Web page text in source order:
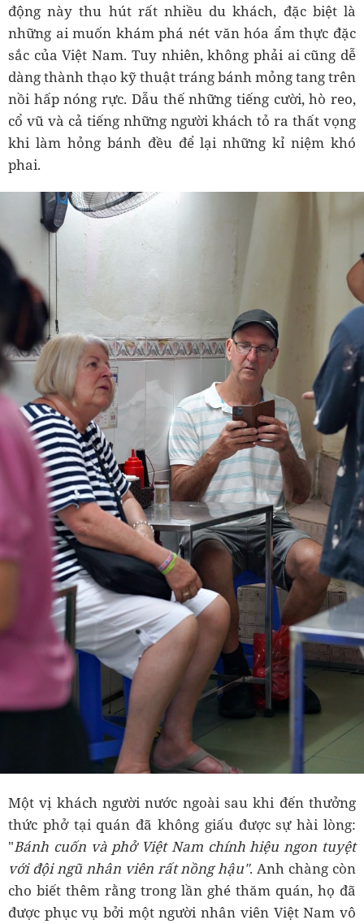
động này thu hút rất nhiều du khách, đặc biệt là
những ai muốn khám phá nét văn hóa ẩm thực đặc
sắc của Việt Nam. Tuy nhiên, không phải ai cũng dễ
dàng thành thạo kỹ thuật tráng bánh mỏng tang trên
nồi hấp nóng rực. Dẫu thế những tiếng cười, hò reo,
cổ vũ và cả tiếng những người khách tỏ ra thất vọng
khi làm hỏng bánh đều để lại những kỉ niệm khó
phai.
Một vị khách người nước ngoài sau khi đến thưởng
thức phở tại quán đã không giấu được sự hài lòng:
"Bánh cuốn và phở Việt Nam chính hiệu ngon tuyệt
với đội ngũ nhân viên rất nồng hậu". Anh chàng còn
cho biết thêm rằng trong lần ghé thăm quán, họ đã
được phục vụ bởi một người nhân viên Việt Nam vô